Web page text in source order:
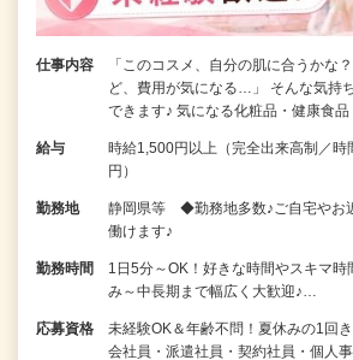
仕事内容
「このコスメ、自分の肌に合うかな
ど、費用が気になる…」 そんな気持
できます♪ 気になる化粧品・健康食
給与
時給1,500円以上（完全出来高制／
円）
勤務地
静岡県等 ◆勤務地多数♪ご自宅やお
働けます♪
勤務時間
1日5分～OK！好きな時間やスキマ
み～中長期まで幅広く大歓迎♪…
応募資格
未経験OK＆年齢不問！夏休みの1回
会社員・派遣社員・契約社員・個人